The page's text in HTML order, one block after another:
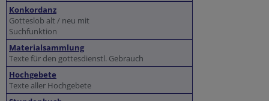
Konkordanz
Gotteslob alt / neu mit
Suchfunktion
Materialsammlung
Texte für den gottesdienstl. Gebrauch
Hochgebete
Texte aller Hochgebete